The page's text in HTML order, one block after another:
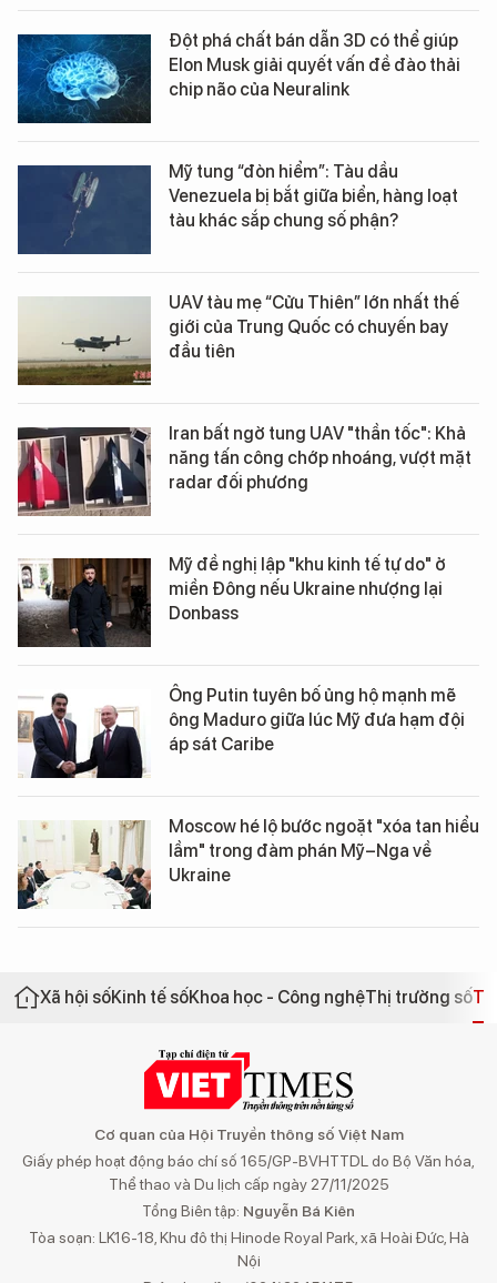
Đột phá chất bán dẫn 3D có thể giúp
Elon Musk giải quyết vấn đề đào thải
chip não của Neuralink
Mỹ tung “đòn hiểm”: Tàu dầu
Venezuela bị bắt giữa biển, hàng loạt
tàu khác sắp chung số phận?
UAV tàu mẹ “Cửu Thiên” lớn nhất thế
giới của Trung Quốc có chuyến bay
đầu tiên
Iran bất ngờ tung UAV "thần tốc": Khả
năng tấn công chớp nhoáng, vượt mặt
radar đối phương
Mỹ đề nghị lập "khu kinh tế tự do" ở
miền Đông nếu Ukraine nhượng lại
Donbass
Ông Putin tuyên bố ủng hộ mạnh mẽ
ông Maduro giữa lúc Mỹ đưa hạm đội
áp sát Caribe
Moscow hé lộ bước ngoặt "xóa tan hiểu
lầm" trong đàm phán Mỹ–Nga về
Ukraine
Xã hội sốKinh tế sốKhoa học - Công nghệThị trường số
Cơ quan của Hội Truyền thông số Việt Nam
Giấy phép hoạt động báo chí số 165/GP-BVHTTDL do Bộ Văn hóa,
Thể thao và Du lịch cấp ngày 27/11/2025
Tổng Biên tập: Nguyễn Bá Kiên
Tòa soạn: LK16-18, Khu đô thị Hinode Royal Park, xã Hoài Đức, Hà
Nội